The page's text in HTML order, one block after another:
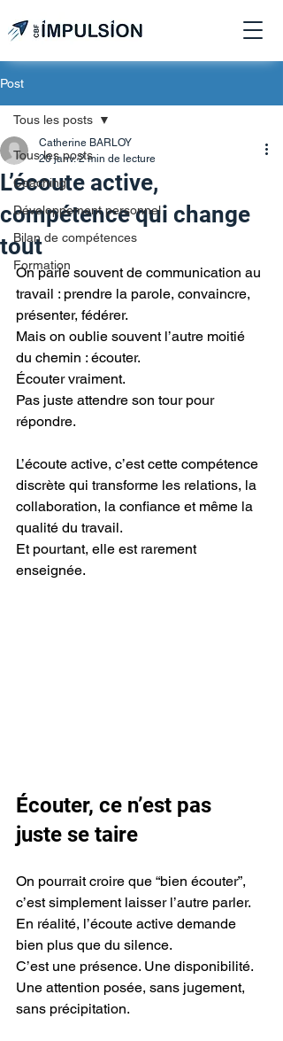
Post
Tous les posts
Coaching
Développement personnel
Bilan de compétences
Formation
Tous les posts
L’écoute active,
compétence qui change
tout
Catherine BARLOY
20 janv. 2 min de lecture
On parle souvent de communication au
travail : prendre la parole, convaincre,
présenter, fédérer.
Mais on oublie souvent l’autre moitié
du chemin : écouter.
Écouter vraiment.
Pas juste attendre son tour pour
répondre.
L’écoute active, c’est cette compétence
discrète qui transforme les relations, la
collaboration, la confiance et même la
qualité du travail.
Et pourtant, elle est rarement
enseignée.
Écouter, ce n’est pas
juste se taire
On pourrait croire que “bien écouter”,
c’est simplement laisser l’autre parler.
En réalité, l’écoute active demande
bien plus que du silence.
C’est une présence. Une disponibilité.
Une attention posée, sans jugement,
sans précipitation.